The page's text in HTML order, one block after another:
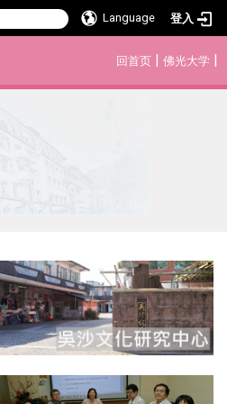
Language 登入
回首页 | 佛光大学 |